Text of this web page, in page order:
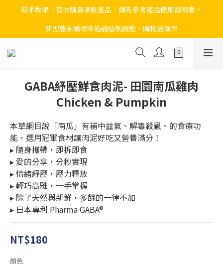
新手教學：首次購買凍乾產品，請先參考產品使用說明書。
新型態永續標準箱補貼制啟動，購物更環保
GABA紓壓鮮食肉泥- 田園南瓜雞肉
Chicken & Pumpkin
本草綱目說「南瓜」有補中益氣、解毒殺蟲、的食療功
能，選用冠軍食材讓肉泥好吃又營養滿分！
▸ 隨身攜帶，即拆即食
▸ 愛的分享，分秒實現
▸ 情緒紓壓，壓力釋放
▸ 輕巧高雅，一手掌握
▸ 除了天然與新鮮，多餘的一律不加
▸ 日本專利 Pharma GABA®
NT$180
顏色